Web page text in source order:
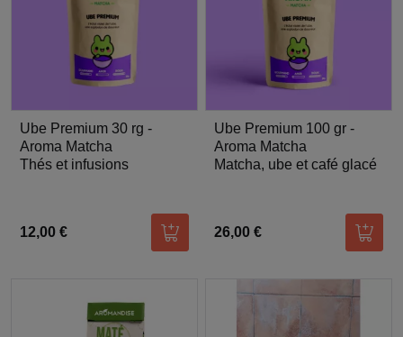
Ube Premium 30 rg -
Aroma Matcha
Thés et infusions
12,00 € Ajouter au panier
Ube Premium 100 gr -
Aroma Matcha
Matcha, ube et café glacé
26,00 €